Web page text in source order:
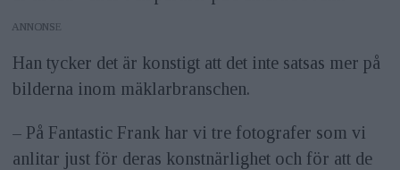
ANNONS
Han tycker det är konstigt att det inte satsas mer på
bilderna inom mäklarbranschen.
– På Fantastic Frank har vi tre fotografer som vi
anlitar just för deras konstnärlighet och för att de